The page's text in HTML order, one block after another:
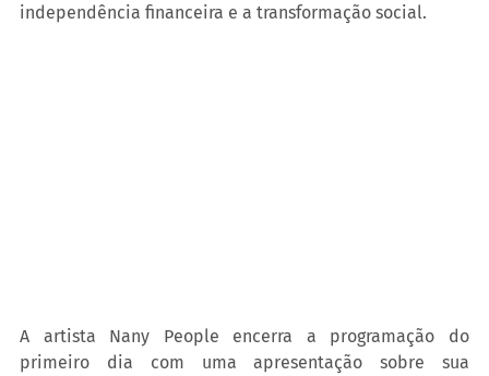
independência financeira e a transformação social.
A artista Nany People encerra a programação do
primeiro dia com uma apresentação sobre sua